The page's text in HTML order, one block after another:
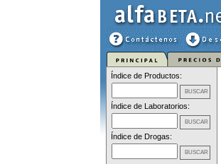
Índice de Productos:
Índice de Laboratorios:
Índice de Drogas: